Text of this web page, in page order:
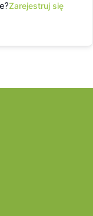
Zarejestruj się